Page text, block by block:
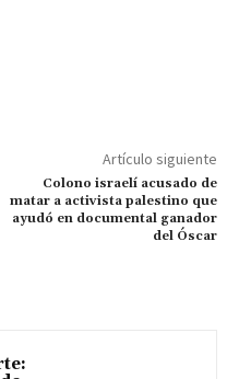
Artículo siguiente
Colono israelí acusado de
matar a activista palestino que
ayudó en documental ganador
del Óscar